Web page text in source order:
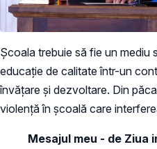
Școala trebuie să fie un mediu
educație de calitate într-un
învățare și dezvoltare. Din
violență în școală care
Mesajul meu - de Ziua